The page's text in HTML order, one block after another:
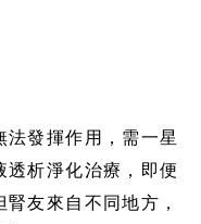
法發揮作用，需一星
透析淨化治療，即便
友來自不同地方，